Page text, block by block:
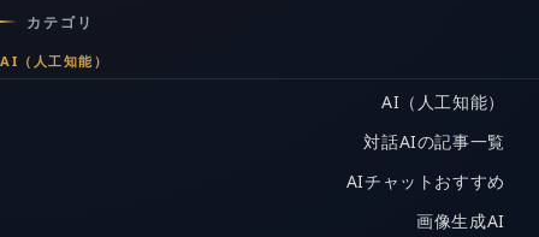
カテゴリ
AI（人工知能）
AI（人工知能）
対話AIの記事一覧
AIチャットおすすめ
画像生成AI